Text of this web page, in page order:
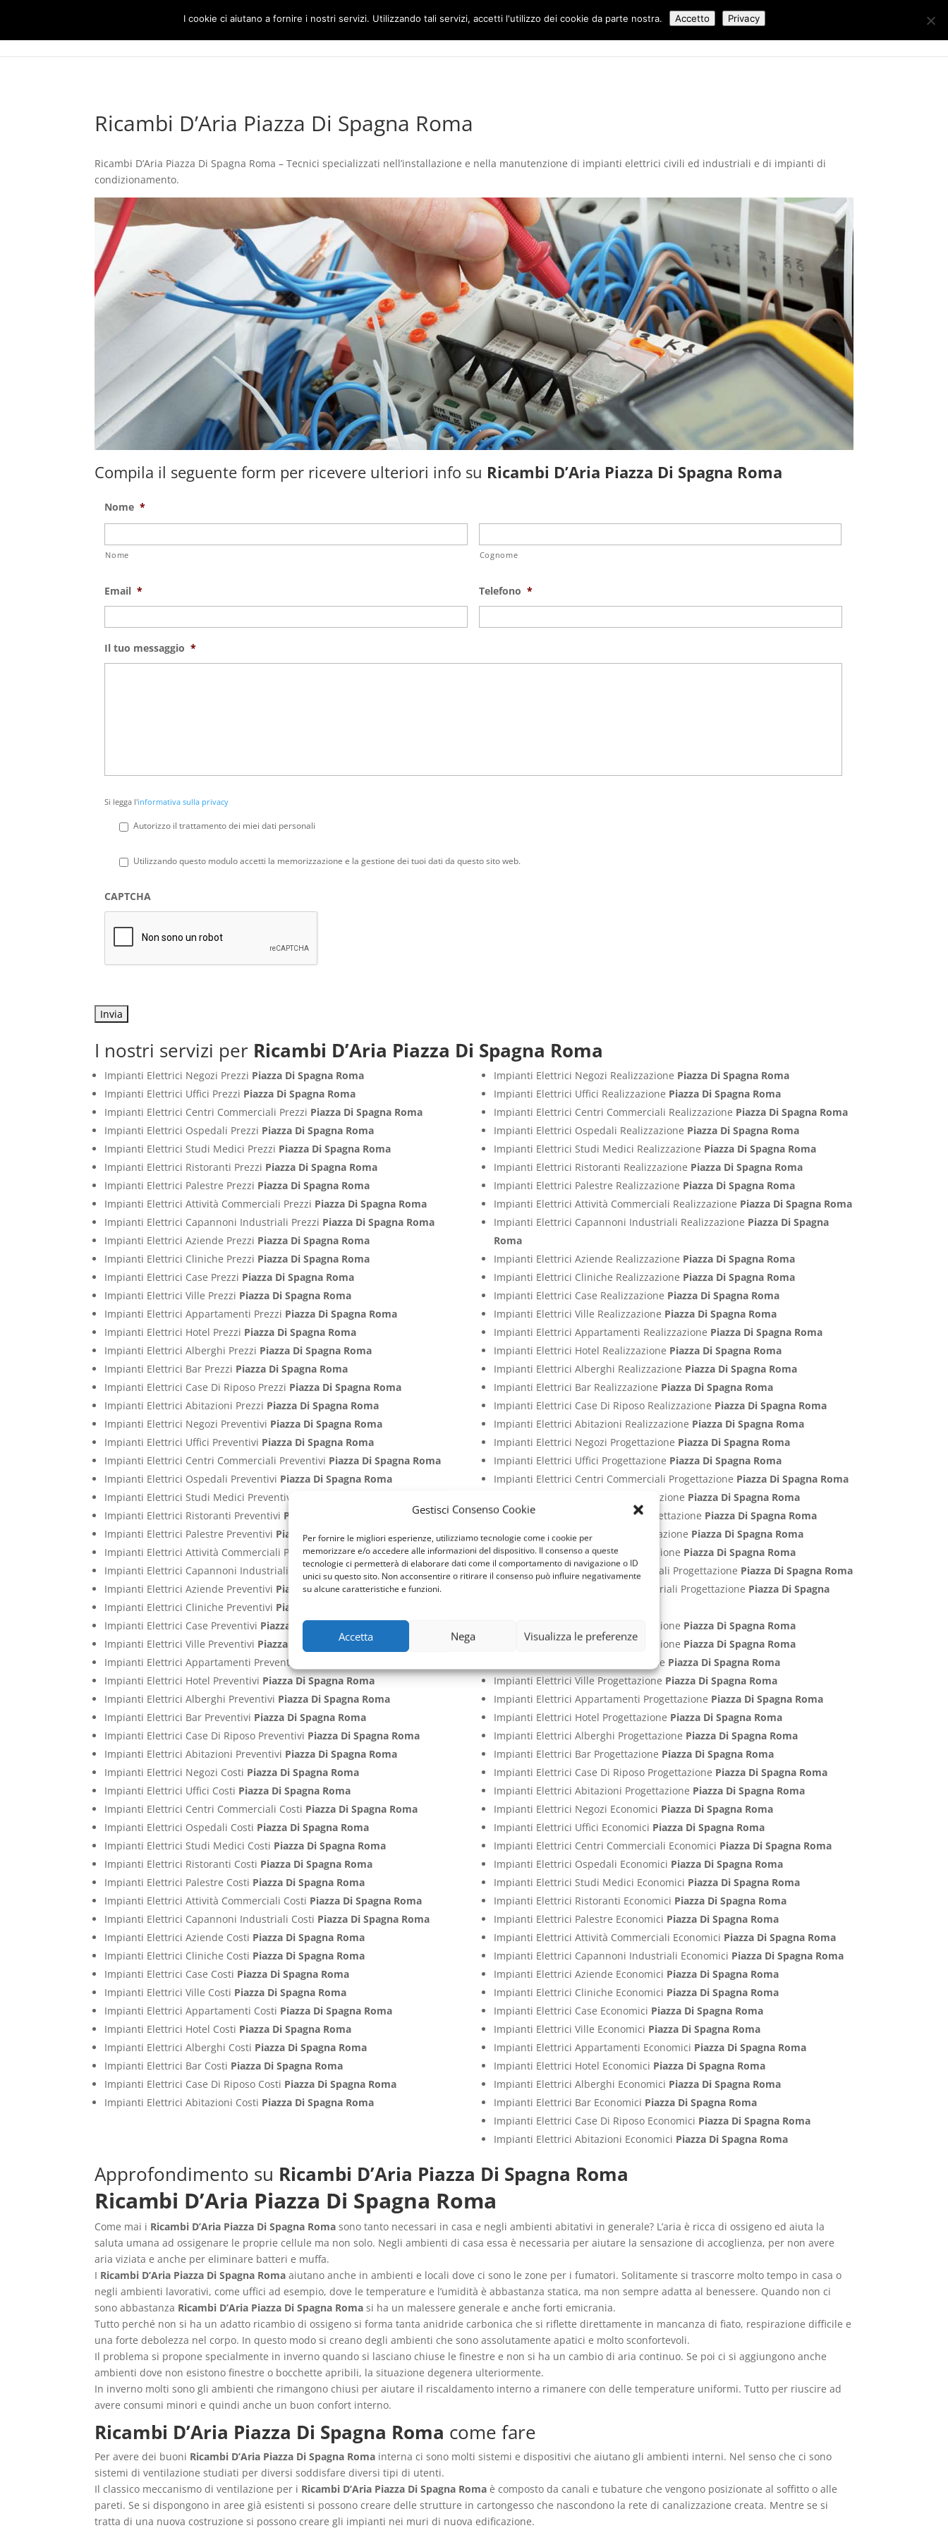
Gestisci Consenso Cookie
Per fornire le migliori esperienze, utilizziamo tecnologie come i cookie per
memorizzare e/o accedere alle informazioni del dispositivo. Il consenso a queste
tecnologie ci permetterà di elaborare dati come il comportamento di navigazione o ID
unici su questo sito. Non acconsentire o ritirare il consenso può influire negativamente
su alcune caratteristiche e funzioni.
Accetta Nega Visualizza le preferenze
Home Impianti Elettrici Roma Lavori Eseguiti Blog
Ricambi D’Aria Piazza Di Spagna Roma
Ricambi D’Aria Piazza Di Spagna Roma – Tecnici specializzati nell’installazione e nella manutenzione di impianti elettrici civili ed industriali e di impianti di
condizionamento.
Compila il seguente form per ricevere ulteriori info su Ricambi D’Aria Piazza Di Spagna Roma
Nome *
Nome Cognome
Email * Telefono *
Il tuo messaggio *
Si
legga
l'informativa
Si legga l'informativa sulla privacy
Autorizzo il trattamento dei miei dati personali
Privacy *
Utilizzando questo modulo accetti la memorizzazione e la gestione dei tuoi dati da questo sito web.
CAPTCHA
I nostri servizi per Ricambi D’Aria Piazza Di Spagna Roma
Impianti Elettrici Negozi Prezzi Piazza Di Spagna Roma
Impianti Elettrici Uffici Prezzi Piazza Di Spagna Roma
Impianti Elettrici Centri Commerciali Prezzi Piazza Di Spagna Roma
Impianti Elettrici Ospedali Prezzi Piazza Di Spagna Roma
Impianti Elettrici Studi Medici Prezzi Piazza Di Spagna Roma
Impianti Elettrici Ristoranti Prezzi Piazza Di Spagna Roma
Impianti Elettrici Palestre Prezzi Piazza Di Spagna Roma
Impianti Elettrici Attività Commerciali Prezzi Piazza Di Spagna Roma
Impianti Elettrici Capannoni Industriali Prezzi Piazza Di Spagna Roma
Impianti Elettrici Aziende Prezzi Piazza Di Spagna Roma
Impianti Elettrici Cliniche Prezzi Piazza Di Spagna Roma
Impianti Elettrici Case Prezzi Piazza Di Spagna Roma
Impianti Elettrici Ville Prezzi Piazza Di Spagna Roma
Impianti Elettrici Appartamenti Prezzi Piazza Di Spagna Roma
Impianti Elettrici Hotel Prezzi Piazza Di Spagna Roma
Impianti Elettrici Alberghi Prezzi Piazza Di Spagna Roma
Impianti Elettrici Bar Prezzi Piazza Di Spagna Roma
Impianti Elettrici Case Di Riposo Prezzi Piazza Di Spagna Roma
Impianti Elettrici Abitazioni Prezzi Piazza Di Spagna Roma
Impianti Elettrici Negozi Preventivi Piazza Di Spagna Roma
Impianti Elettrici Uffici Preventivi Piazza Di Spagna Roma
Impianti Elettrici Centri Commerciali Preventivi Piazza Di Spagna Roma
Impianti Elettrici Ospedali Preventivi Piazza Di Spagna Roma
Impianti Elettrici Studi Medici Preventivi
Impianti Elettrici Ristoranti Preventivi Piazza Di Spagna Roma
Impianti Elettrici Palestre Preventivi Piazza Di Spagna Roma
Impianti Elettrici Attività Commerciali PreventiviPiazza Di Spagna Roma
Impianti Elettrici Capannoni Industriali PreventiviPiazza Di Spagna Roma
Impianti Elettrici Aziende Preventivi Piazza Di Spagna Roma
Impianti Elettrici Cliniche Preventivi Piazza Di Spagna Roma
Impianti Elettrici Case Preventivi Piazza Di Spagna Roma
Impianti Elettrici Ville Preventivi Piazza Di Spagna Roma
Impianti Elettrici Appartamenti Preventivi
Impianti Elettrici Hotel Preventivi Piazza Di Spagna Roma
Impianti Elettrici Alberghi Preventivi Piazza Di Spagna Roma
Impianti Elettrici Bar Preventivi Piazza Di Spagna Roma
Impianti Elettrici Case Di Riposo Preventivi Piazza Di Spagna Roma
Impianti Elettrici Abitazioni Preventivi Piazza Di Spagna Roma
Impianti Elettrici Negozi Costi Piazza Di Spagna Roma
Impianti Elettrici Uffici Costi Piazza Di Spagna Roma
Impianti Elettrici Centri Commerciali Costi Piazza Di Spagna Roma
Impianti Elettrici Ospedali Costi Piazza Di Spagna Roma
Impianti Elettrici Studi Medici Costi Piazza Di Spagna Roma
Impianti Elettrici Ristoranti Costi Piazza Di Spagna Roma
Impianti Elettrici Palestre Costi Piazza Di Spagna Roma
Impianti Elettrici Attività Commerciali Costi Piazza Di Spagna Roma
Impianti Elettrici Capannoni Industriali Costi Piazza Di Spagna Roma
Impianti Elettrici Aziende Costi Piazza Di Spagna Roma
Impianti Elettrici Cliniche Costi Piazza Di Spagna Roma
Impianti Elettrici Case Costi Piazza Di Spagna Roma
Impianti Elettrici Ville Costi Piazza Di Spagna Roma
Impianti Elettrici Appartamenti Costi Piazza Di Spagna Roma
Impianti Elettrici Hotel Costi Piazza Di Spagna Roma
Impianti Elettrici Alberghi Costi Piazza Di Spagna Roma
Impianti Elettrici Bar Costi Piazza Di Spagna Roma
Impianti Elettrici Case Di Riposo Costi Piazza Di Spagna Roma
Impianti Elettrici Abitazioni Costi Piazza Di Spagna Roma
Impianti Elettrici Negozi Realizzazione Piazza Di Spagna Roma
Impianti Elettrici Uffici Realizzazione Piazza Di Spagna Roma
Impianti Elettrici Centri Commerciali Realizzazione Piazza Di Spagna Roma
Impianti Elettrici Ospedali Realizzazione Piazza Di Spagna Roma
Impianti Elettrici Studi Medici Realizzazione Piazza Di Spagna Roma
Impianti Elettrici Ristoranti Realizzazione Piazza Di Spagna Roma
Impianti Elettrici Palestre Realizzazione Piazza Di Spagna Roma
Impianti Elettrici Attività Commerciali Realizzazione Piazza Di Spagna Roma
Impianti Elettrici Capannoni Industriali Realizzazione Piazza Di Spagna
Roma
Impianti Elettrici Aziende Realizzazione Piazza Di Spagna Roma
Impianti Elettrici Cliniche Realizzazione Piazza Di Spagna Roma
Impianti Elettrici Case Realizzazione Piazza Di Spagna Roma
Impianti Elettrici Ville Realizzazione Piazza Di Spagna Roma
Impianti Elettrici Appartamenti Realizzazione Piazza Di Spagna Roma
Impianti Elettrici Hotel Realizzazione Piazza Di Spagna Roma
Impianti Elettrici Alberghi Realizzazione Piazza Di Spagna Roma
Impianti Elettrici Bar Realizzazione Piazza Di Spagna Roma
Impianti Elettrici Case Di Riposo Realizzazione Piazza Di Spagna Roma
Impianti Elettrici Abitazioni Realizzazione Piazza Di Spagna Roma
Impianti Elettrici Negozi Progettazione Piazza Di Spagna Roma
Impianti Elettrici Uffici Progettazione Piazza Di Spagna Roma
Impianti Elettrici Centri Commerciali Progettazione Piazza Di Spagna Roma
Impianti Elettrici Ospedali Progettazione Piazza Di Spagna Roma
Impianti Elettrici Studi Medici Progettazione Piazza Di Spagna Roma
Impianti Elettrici Ristoranti Progettazione Piazza Di Spagna Roma
Impianti Elettrici Palestre Progettazione Piazza Di Spagna Roma
Impianti Elettrici Attività Commerciali Progettazione Piazza Di Spagna Roma
Impianti Elettrici Capannoni Industriali Progettazione Piazza Di Spagna
Impianti Elettrici Aziende Progettazione Piazza Di Spagna Roma
Impianti Elettrici Cliniche Progettazione Piazza Di Spagna Roma
Impianti Elettrici Case Progettazione Piazza Di Spagna Roma
Impianti Elettrici Ville Progettazione Piazza Di Spagna Roma
Impianti Elettrici Appartamenti Progettazione Piazza Di Spagna Roma
Impianti Elettrici Hotel Progettazione Piazza Di Spagna Roma
Impianti Elettrici Alberghi Progettazione Piazza Di Spagna Roma
Impianti Elettrici Bar Progettazione Piazza Di Spagna Roma
Impianti Elettrici Case Di Riposo Progettazione Piazza Di Spagna Roma
Impianti Elettrici Abitazioni Progettazione Piazza Di Spagna Roma
Impianti Elettrici Negozi Economici Piazza Di Spagna Roma
Impianti Elettrici Uffici Economici Piazza Di Spagna Roma
Impianti Elettrici Centri Commerciali Economici Piazza Di Spagna Roma
Impianti Elettrici Ospedali Economici Piazza Di Spagna Roma
Impianti Elettrici Studi Medici Economici Piazza Di Spagna Roma
Impianti Elettrici Ristoranti Economici Piazza Di Spagna Roma
Impianti Elettrici Palestre Economici Piazza Di Spagna Roma
Impianti Elettrici Attività Commerciali Economici Piazza Di Spagna Roma
Impianti Elettrici Capannoni Industriali Economici Piazza Di Spagna Roma
Impianti Elettrici Aziende Economici Piazza Di Spagna Roma
Impianti Elettrici Cliniche Economici Piazza Di Spagna Roma
Impianti Elettrici Case Economici Piazza Di Spagna Roma
Impianti Elettrici Ville Economici Piazza Di Spagna Roma
Impianti Elettrici Appartamenti Economici Piazza Di Spagna Roma
Impianti Elettrici Hotel Economici Piazza Di Spagna Roma
Impianti Elettrici Alberghi Economici Piazza Di Spagna Roma
Impianti Elettrici Bar Economici Piazza Di Spagna Roma
Impianti Elettrici Case Di Riposo Economici Piazza Di Spagna Roma
Impianti Elettrici Abitazioni Economici Piazza Di Spagna Roma
Approfondimento su Ricambi D’Aria Piazza Di Spagna Roma
Ricambi D’Aria Piazza Di Spagna Roma
Come mai i Ricambi D’Aria Piazza Di Spagna Roma sono tanto necessari in casa e negli ambienti abitativi in generale? L’aria è ricca di ossigeno ed aiuta la
saluta umana ad ossigenare le proprie cellule ma non solo. Negli ambienti di casa essa è necessaria per aiutare la sensazione di accoglienza, per non avere
aria viziata e anche per eliminare batteri e muffa.
I Ricambi D’Aria Piazza Di Spagna Roma aiutano anche in ambienti e locali dove ci sono le zone per i fumatori. Solitamente si trascorre molto tempo in casa o
negli ambienti lavorativi, come uffici ad esempio, dove le temperature e l’umidità è abbastanza statica, ma non sempre adatta al benessere. Quando non ci
sono abbastanza Ricambi D’Aria Piazza Di Spagna Roma si ha un malessere generale e anche forti emicrania.
Tutto perché non si ha un adatto ricambio di ossigeno si forma tanta anidride carbonica che si riflette direttamente in mancanza di fiato, respirazione difficile e
una forte debolezza nel corpo. In questo modo si creano degli ambienti che sono assolutamente apatici e molto sconfortevoli.
Il problema si propone specialmente in inverno quando si lasciano chiuse le finestre e non si ha un cambio di aria continuo. Se poi ci si aggiungono anche
ambienti dove non esistono finestre o bocchette apribili, la situazione degenera ulteriormente.
In inverno molti sono gli ambienti che rimangono chiusi per aiutare il riscaldamento interno a rimanere con delle temperature uniformi. Tutto per riuscire ad
avere consumi minori e quindi anche un buon confort interno.
Ricambi D’Aria Piazza Di Spagna Roma come fare
Per avere dei buoni Ricambi D’Aria Piazza Di Spagna Roma interna ci sono molti sistemi e dispositivi che aiutano gli ambienti interni. Nel senso che ci sono
sistemi di ventilazione studiati per diversi soddisfare diversi tipi di utenti.
Il classico meccanismo di ventilazione per i Ricambi D’Aria Piazza Di Spagna Roma è composto da canali e tubature che vengono posizionate al soffitto o alle
pareti. Se si dispongono in aree già esistenti si possono creare delle strutture in cartongesso che nascondono la rete di canalizzazione creata. Mentre se si
tratta di una nuova costruzione si possono creare gli impianti nei muri di nuova edificazione.
I cookie ci aiutano a fornire i nostri servizi. Utilizzando tali servizi, accetti l'utilizzo dei cookie da parte nostra. Accetto Privacy